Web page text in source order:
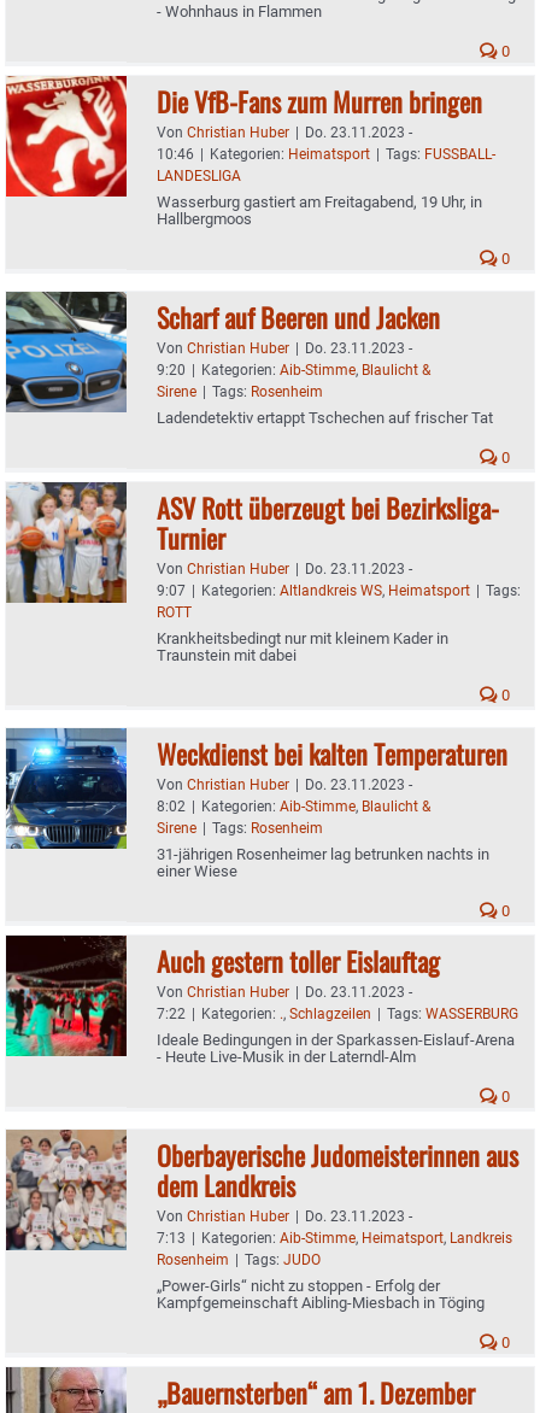
- Wohnhaus in Flammen
0
Die VfB-Fans zum Murren bringen
Von Christian Huber | Do. 23.11.2023 -
10:46 | Kategorien: Heimatsport | Tags: FUSSBALL-
LANDESLIGA
Wasserburg gastiert am Freitagabend, 19 Uhr, in
Hallbergmoos
0
Scharf auf Beeren und Jacken
Von Christian Huber | Do. 23.11.2023 -
9:20 | Kategorien: Aib-Stimme, Blaulicht &
Sirene | Tags: Rosenheim
Ladendetektiv ertappt Tschechen auf frischer Tat
0
ASV Rott überzeugt bei Bezirksliga-
Turnier
Von Christian Huber | Do. 23.11.2023 -
9:07 | Kategorien: Altlandkreis WS, Heimatsport | Tags:
ROTT
Krankheitsbedingt nur mit kleinem Kader in
Traunstein mit dabei
0
Weckdienst bei kalten Temperaturen
Von Christian Huber | Do. 23.11.2023 -
8:02 | Kategorien: Aib-Stimme, Blaulicht &
Sirene | Tags: Rosenheim
31-jährigen Rosenheimer lag betrunken nachts in
einer Wiese
0
Auch gestern toller Eislauftag
Von Christian Huber | Do. 23.11.2023 -
7:22 | Kategorien: ., Schlagzeilen | Tags: WASSERBURG
Ideale Bedingungen in der Sparkassen-Eislauf-Arena
- Heute Live-Musik in der Laterndl-Alm
0
Oberbayerische Judomeisterinnen aus
dem Landkreis
Von Christian Huber | Do. 23.11.2023 -
7:13 | Kategorien: Aib-Stimme, Heimatsport, Landkreis
Rosenheim | Tags: JUDO
„Power-Girls“ nicht zu stoppen - Erfolg der
Kampfgemeinschaft Aibling-Miesbach in Töging
0
„Bauernsterben“ am 1. Dezember